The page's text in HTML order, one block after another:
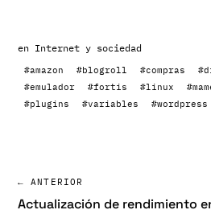
en Internet y sociedad
#amazon #blogroll #compras
#emulador
#fortis #linux
#plugins
#variables #wordpress
← ANTERIOR
Actualización de rendimiento